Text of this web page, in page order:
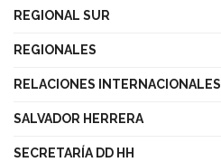
REGIONAL SUR
REGIONALES
RELACIONES INTERNACIONALES
SALVADOR HERRERA
SECRETARÍA DD HH